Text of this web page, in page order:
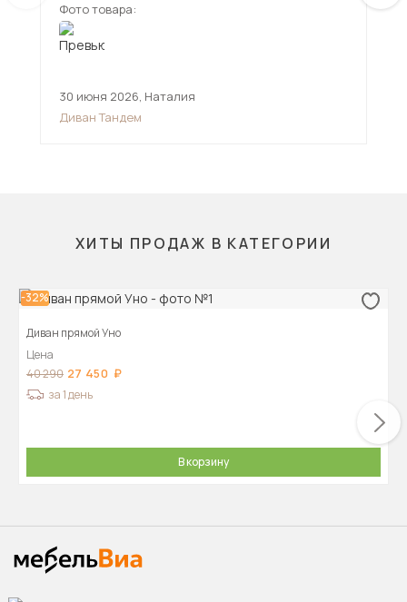
Фото товара:
30 июня 2026, Наталия
Диван Тандем
ХИТЫ ПРОДАЖ В КАТЕГОРИИ
-32%
Диван прямой Уно
Цена
40 290 27 450
за 1 день
В корзину